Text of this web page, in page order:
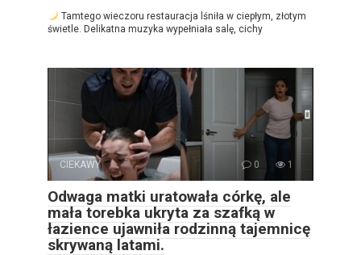
Tamtego wieczoru restauracja lśniła w ciepłym, złotym
świetle. Delikatna muzyka wypełniała salę, cichy
CIEKAWY 0 1
Odwaga matki uratowała córkę, ale
mała torebka ukryta za szafką w
łazience ujawniła rodzinną tajemnicę
skrywaną latami.